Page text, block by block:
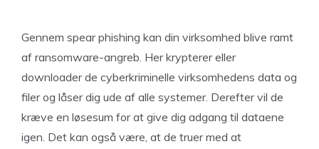
Gennem spear phishing kan din virksomhed blive ramt
af ransomware-angreb. Her krypterer eller
downloader de cyberkriminelle virksomhedens data og
filer og låser dig ude af alle systemer. Derefter vil de
kræve en løsesum for at give dig adgang til dataene
igen. Det kan også være, at de truer med at